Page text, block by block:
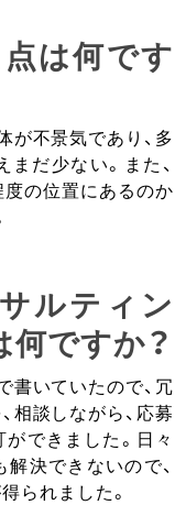
は何です
が不景気であり、多
だ少ない。また、
の位置にあるのか
ルティン
何ですか？
書いていたので、冗
相談しながら、応募
できました。日々
決できないので、
られました。